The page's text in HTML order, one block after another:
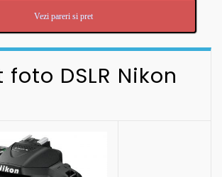
Vezi pareri si pret
DSLR Nikon